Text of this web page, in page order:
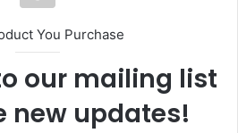
You Purchase
our mailing list
new updates!